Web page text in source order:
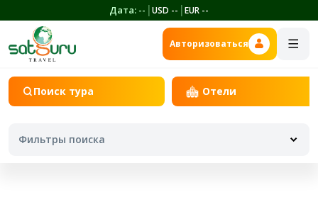
Дата: -- |USD -- |EUR --
Авторизоваться
Поиск тура Отели
Фильтры поиска